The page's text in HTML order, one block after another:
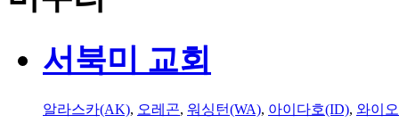
서북미 교회
알라스카(AK), 오레곤, 워싱턴(WA), 아이다호(ID), 와이